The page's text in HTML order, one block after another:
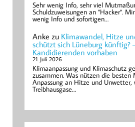
Sehr wenig Info, sehr viel
Schuldzuweisungen an "Hacker".
wenig Info und sofortigen…
Anke zu Klimawandel, Hitze
schützt sich Lüneburg künftig?
Kandidierenden vorhaben
21. Juli 2026
Klimaanpassung und Klimaschutz
zusammen. Was nützen die besten
Anpassung an Hitze und Unwetter,
Treibhausgase…